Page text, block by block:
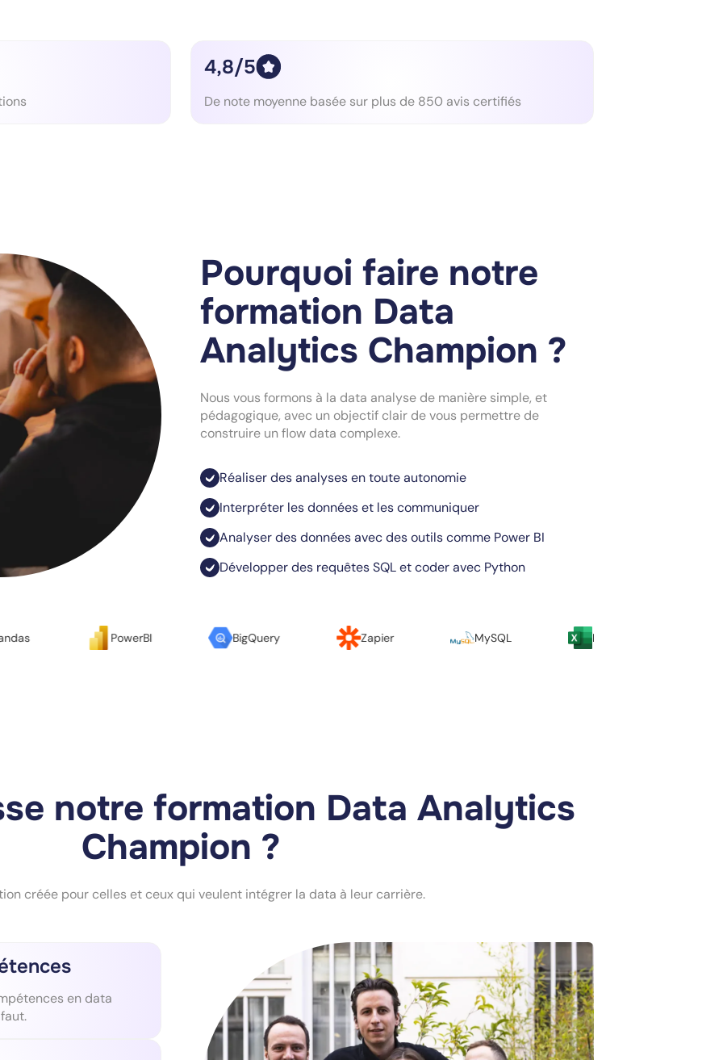
4,8/5
De note moyenne basée sur plus de 850 avis certifiés
Pourquoi faire notre
formation Data
Analytics Champion ?
Nous vous formons à la data analyse de manière simple, et
pédagogique, avec un objectif clair de vous permettre de
construire un flow data complexe.
Réaliser des analyses en toute autonomie
Interpréter les données et les communiquer
Analyser des données avec des outils comme Power BI
Développer des requêtes SQL et coder avec Python
PowerBI BigQuery Zapier MySQL Excel
notre formation Data Analytics
Champion ?
créée pour celles et ceux qui veulent intégrer la data à leur carrière.
en data